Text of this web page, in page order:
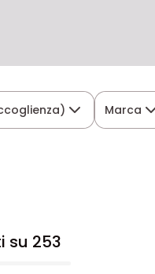
Marca
su 253